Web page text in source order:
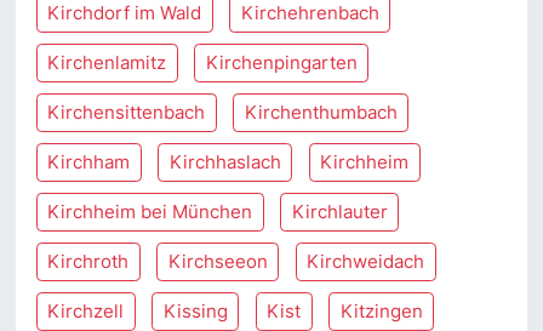
Kirchdorf im Wald Kirchehrenbach
Kirchenlamitz Kirchenpingarten
Kirchensittenbach Kirchenthumbach
Kirchham Kirchhaslach Kirchheim
Kirchheim bei München Kirchlauter
Kirchroth Kirchseeon Kirchweidach
Kirchzell Kissing Kist Kitzingen